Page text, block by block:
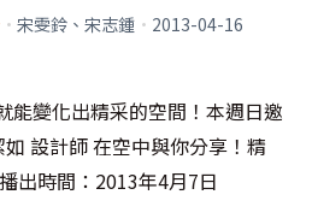
· 宋雯鈴、宋志鍾 · 2013-04-16
能變化出精采的空間！本週日邀
設計師 在空中與你分享！精
出時間：2013年4月7日